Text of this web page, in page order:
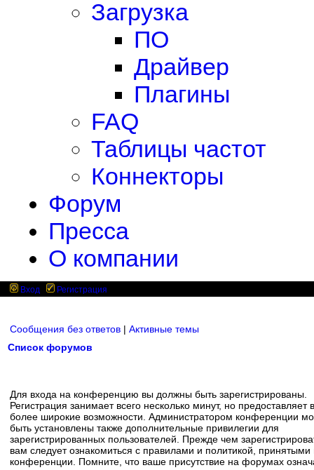
Загрузка
ПО
Драйвер
Плагины
FAQ
Таблицы частот
Коннекторы
Форум
Пресса
О компании
Вход Регистрация
Сообщения без ответов | Активные темы
Список форумов
Для входа на конференцию вы должны быть зарегистрированы.
Регистрация занимает всего несколько минут, но предоставляет
более широкие возможности. Администратором конференции
быть установлены также дополнительные привилегии для
зарегистрированных пользователей. Прежде чем
вам следует ознакомиться с правилами и политикой, принятыми
конференции. Помните, что ваше присутствие на форумах